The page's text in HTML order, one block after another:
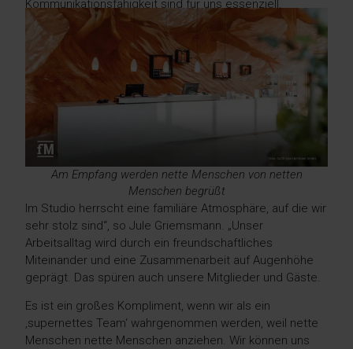
Kommunikationsfähigkeit sind für uns essenziell.
Am Empfang werden nette Menschen von netten
Menschen begrüßt
Im Studio herrscht eine familiäre Atmosphäre, auf die wir
sehr stolz sind“, so Jule Griemsmann. „Unser
Arbeitsalltag wird durch ein freundschaftliches
Miteinander und eine Zusammenarbeit auf Augenhöhe
geprägt. Das spüren auch unsere Mitglieder und Gäste.
Es ist ein großes Kompliment, wenn wir als ein
‚supernettes Team‘ wahrgenommen werden, weil nette
Menschen nette Menschen anziehen. Wir können uns